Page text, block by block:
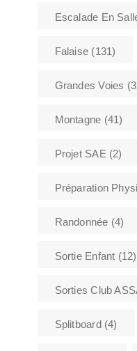
Escalade En
Falaise (131)
Grandes Voies
Montagne (41)
Projet SAE (2)
Préparation
Randonnée (4)
Sortie Enfant (12)
Sorties Club
Splitboard(4)